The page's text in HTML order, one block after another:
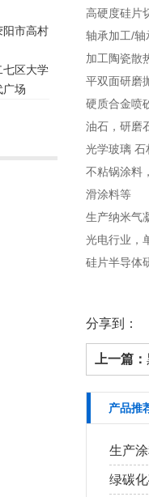
阳市高村
七区大学
广场
高硬度硅片
轴承加工/轴
加工陶瓷散
平双面研磨
硬质合金喷
油石，研磨
光学玻璃 石
不粘锅涂料
滑涂料等
生产纳米气
光电行业，
硅片半导体
分享到：
上一篇：
产品推
生产
绿碳